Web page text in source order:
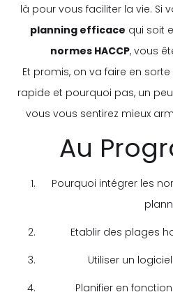
là pour vous faciliter la vie. Si
planning efficace qui soit
normes HACCP, vous
Et promis, on va faire en
rapide et pourquoi pas, un
vous vous sentirez mieux
Au
Pourquoi intégrer les
Etablir des plages
Utiliser un
Planifier en